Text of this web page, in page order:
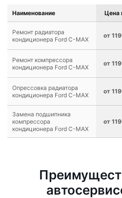
Наименование Цена
Ремонт радиатора
кондиционера Ford C-MAX
от
Ремонт компрессора
кондиционера Ford C-MAX
от
Опрессовка радиатора
кондиционера Ford C-MAX
от
Замена подшипника
компрессора
кондиционера Ford C-MAX
от